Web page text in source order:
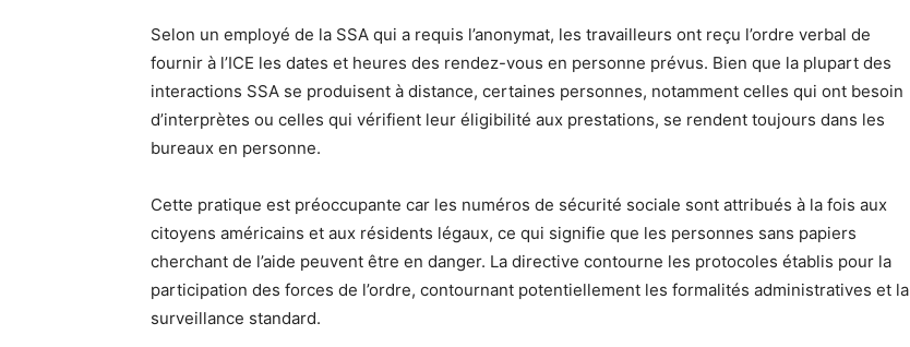
Selon un employé de la SSA qui a requis l’anonymat, les travailleurs ont reçu l’ordre verbal de
fournir à l’ICE les dates et heures des rendez-vous en personne prévus. Bien que la plupart des
interactions SSA se produisent à distance, certaines personnes, notamment celles qui ont besoin
d’interprètes ou celles qui vérifient leur éligibilité aux prestations, se rendent toujours dans les
bureaux en personne.
Cette pratique est préoccupante car les numéros de sécurité sociale sont attribués à la fois aux
citoyens américains et aux résidents légaux, ce qui signifie que les personnes sans papiers
cherchant de l’aide peuvent être en danger. La directive contourne les protocoles établis pour la
participation des forces de l’ordre, contournant potentiellement les formalités administratives et la
surveillance standard.